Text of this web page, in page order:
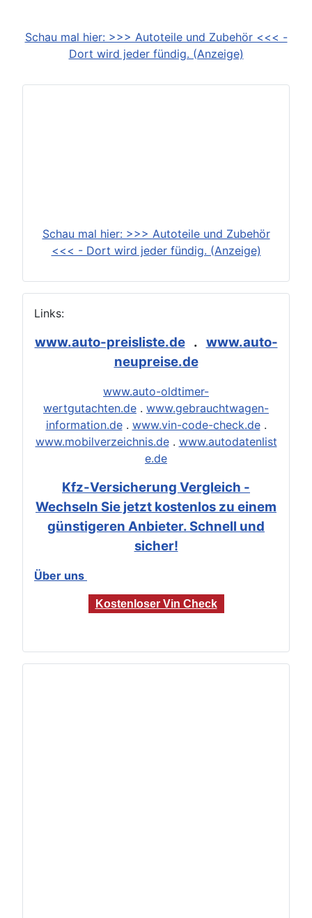
Schau mal hier: >>> Autoteile und Zubehör <<< -
Dort wird jeder fündig. (Anzeige)
Schau mal hier: >>> Autoteile und Zubehör
<<< - Dort wird jeder fündig. (Anzeige)
Links:
www.auto-preisliste.de. www.auto-
neupreise.de
www.auto-oldtimer-
wertgutachten.de . www.gebrauchtwagen-
information.de. www.vin-code-check.de.
www.mobilverzeichnis.de. www.autodatenlist
e.de
Kfz-Versicherung Vergleich -
Wechseln Sie jetzt kostenlos zu einem
günstigeren Anbieter. Schnell und
sicher!
Über uns
Kostenloser Vin Check